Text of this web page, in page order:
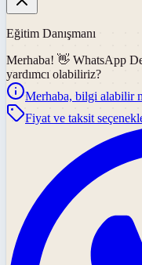
Eğitim Danışmanı
Merhaba! 👋 WhatsApp
yardımcı olabiliriz?
Merhaba, bilgi alabilir
Fiyat ve taksit